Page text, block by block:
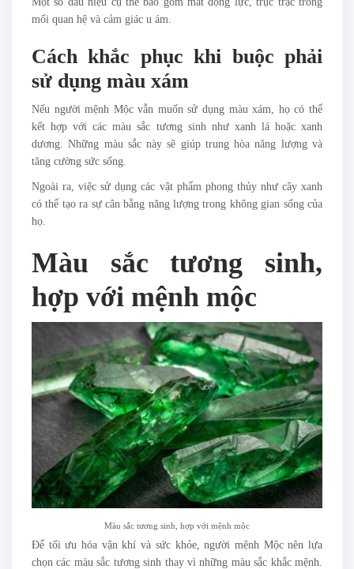
mối quan hệ và cảm giác u ám.
Cách khắc phục khi buộc phải
sử dụng màu xám
Nếu người mệnh Mộc vẫn muốn sử dụng màu xám, họ có thể
kết hợp với các màu sắc tương sinh như xanh lá hoặc xanh
dương. Những màu sắc này sẽ giúp trung hòa năng lượng và
tăng cường sức sống.
Ngoài ra, việc sử dụng các vật phẩm phong thủy như cây xanh
có thể tạo ra sự cân bằng năng lượng trong không gian sống của
họ.
Màu sắc tương sinh,
hợp với mệnh mộc
Màu sắc tương sinh, hợp với mệnh mộc
Để tối ưu hóa vận khí và sức khỏe, người mệnh Mộc nên lựa
chọn các màu sắc tương sinh thay vì những màu sắc khắc mệnh.